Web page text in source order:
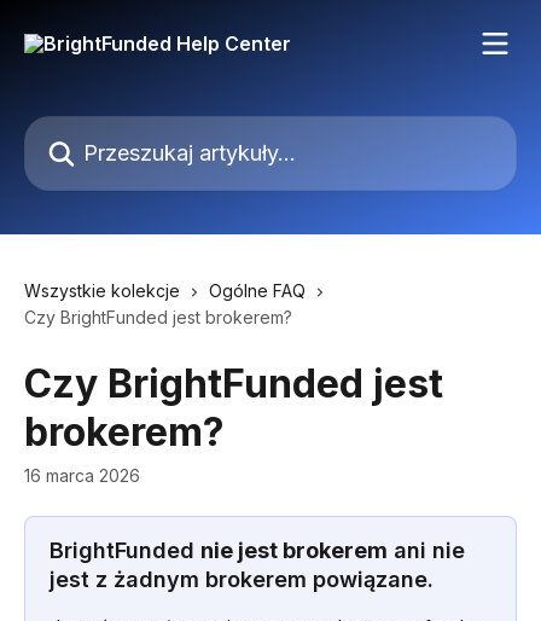
Przeszukaj artykuły...
Wszystkie kolekcje
Ogólne FAQ
Czy BrightFunded jest brokerem?
Czy BrightFunded jest
brokerem?
16 marca 2026
BrightFunded nie jest brokerem ani nie
jest z żadnym brokerem powiązane.